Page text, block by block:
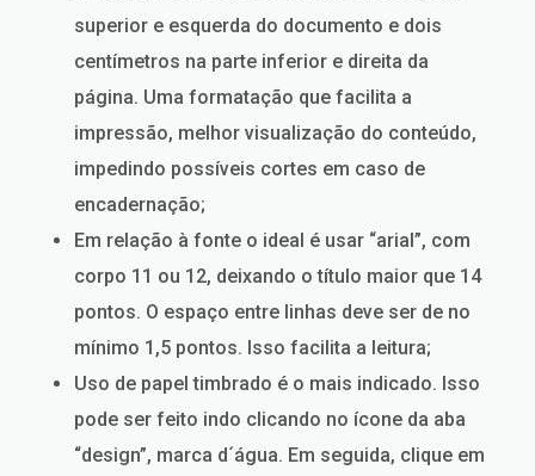
superior e esquerda do documento e dois
centímetros na parte inferior e direita da
página. Uma formatação que facilita a
impressão, melhor visualização do conteúdo,
impedindo possíveis cortes em caso de
encadernação;
Em relação à fonte o ideal é usar “arial”, com
corpo 11 ou 12, deixando o título maior que 14
pontos. O espaço entre linhas deve ser de no
mínimo 1,5 pontos. Isso facilita a leitura;
Uso de papel timbrado é o mais indicado. Isso
pode ser feito indo clicando no ícone da aba
“design”, marca d´água. Em seguida, clique em